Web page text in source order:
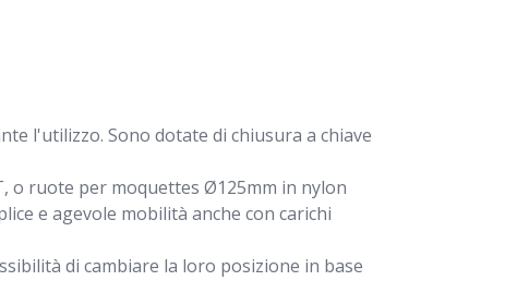
l'utilizzo. Sono dotate di chiusura a chiave
o ruote per moquettes Ø125mm in nylon
e agevole mobilità anche con carichi
di cambiare la loro posizione in base